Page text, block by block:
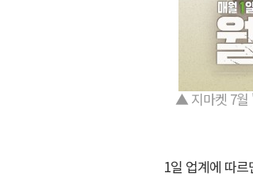
▲ 지마켓 7월
1일 업계에 따